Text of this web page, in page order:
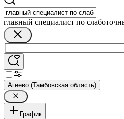
главный специалист по
Агеево (Тамбовская область)
График